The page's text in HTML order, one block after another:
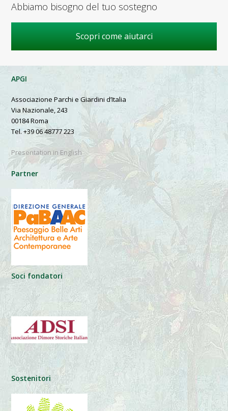
Abbiamo bisogno del tuo sostegno
Scopri come aiutarci
APGI
Associazione Parchi e Giardini d’Italia
Via Nazionale, 243
00184 Roma
Tel. +39 06 48777 223
Presentation in English
Partner
Soci fondatori
Sostenitori